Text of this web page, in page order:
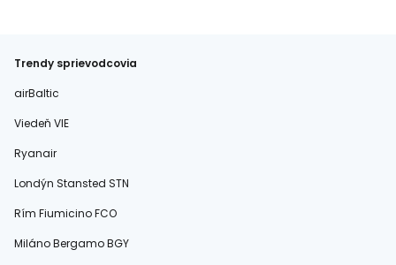
Trendy sprievodcovia
airBaltic
Viedeň VIE
Ryanair
Londýn Stansted STN
Rím Fiumicino FCO
Miláno Bergamo BGY